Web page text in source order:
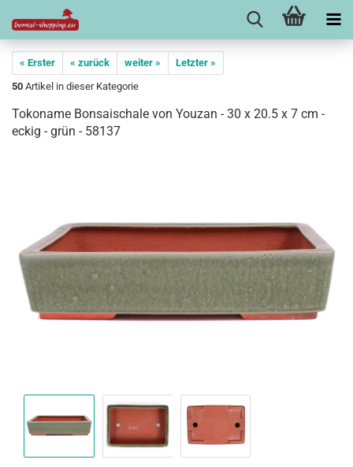
« Erster « zurück weiter »
Letzter »
50 Artikel in dieser Kategorie
Tokoname Bonsaischale von Youzan - 30 x 20.5 x 7 cm -
eckig - grün - 58137